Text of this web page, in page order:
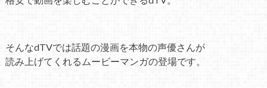
そんなdTVでは話題の漫画を本物の声優さんが
読み上げてくれるムービーマンガの登場です。